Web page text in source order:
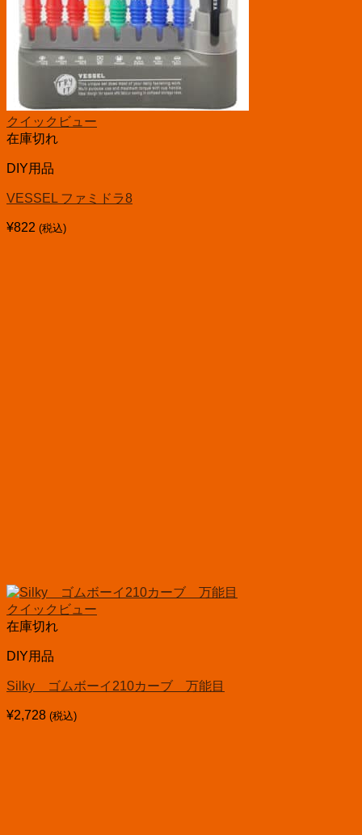
クイックビュー
在庫切れ
DIY用品
VESSEL ファミドラ8
¥822 (税込)
クイックビュー
在庫切れ
DIY用品
Silky ゴムボーイ210カーブ 万能目
¥2,728 (税込)